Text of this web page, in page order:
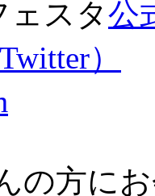
スタ公
）
の方に